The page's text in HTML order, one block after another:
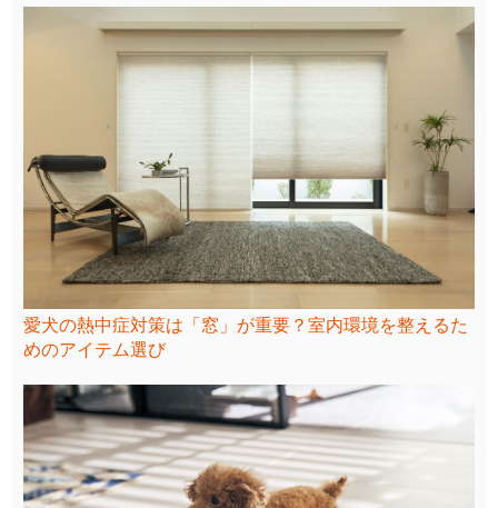
愛犬の熱中症対策は「窓」が重要？室内環境を整えるた
めのアイテム選び